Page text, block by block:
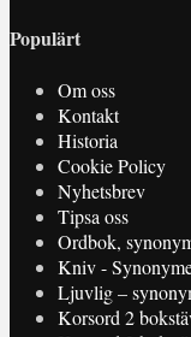
Populärt
Om oss
Kontakt
Historia
Cookie Policy
Nyhetsbrev
Tipsa oss
Ordbok,
Kniv -
Ljuvlig –
Korsord 2